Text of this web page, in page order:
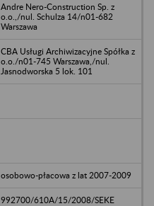
Andre Nero-Construction Sp. z
o.o.,/nul. Schulza 14/n01-682
Warszawa
CBA Usługi Archiwizacyjne Spółka z
o.o./n01-745 Warszawa,/nul.
Jasnodworska 5 lok. 101
osobowo-płacowa z lat 2007-2009
992700/610A/15/2008/SEKE